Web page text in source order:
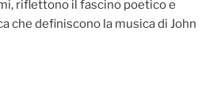
riflettono il fascino poetico e
che definiscono la musica di John